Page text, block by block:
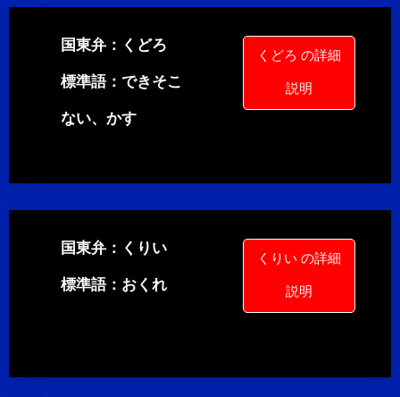
国東弁：くどろ
標準語：できそこ
ない、かす
くどろ の詳細
説明
国東弁：くりい
標準語：おくれ
くりい の詳細
説明